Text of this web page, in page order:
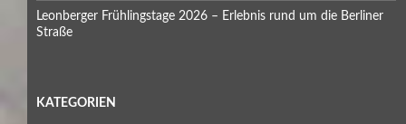
Leonberger Frühlingstage 2026 – Erlebnis rund um die Berliner
Straße
KATEGORIEN